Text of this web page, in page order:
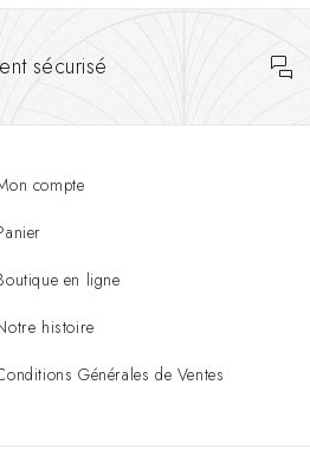
sécurisé
compte
en ligne
histoire
Générales de Ventes